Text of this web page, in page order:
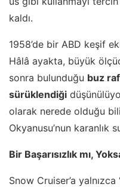
kaldı.
1958’de bir ABD keşif
Hâlâ ayakta, büyük
sonra bulunduğu buz
sürüklendiği
olarak nerede olduğu
Okyanusu’nun karanlık
Bir Başarısızlık mı,
Snow Cruiser’a